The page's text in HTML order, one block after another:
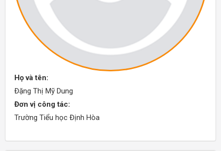
Họ và tên:
Đặng Thị Mỹ Dung
Đơn vị công tác:
Trường Tiểu học Định Hòa